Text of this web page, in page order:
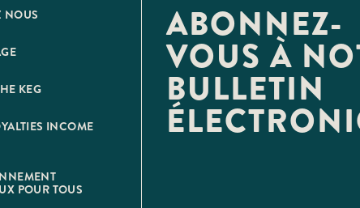
NOUS
KEG
INCOME
POUR TOUS
ABONNEZ-
VOUS À
BULLETIN